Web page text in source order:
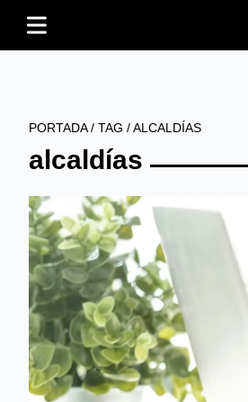
PORTADA/ TAG /ALCALDÍAS
alcaldías